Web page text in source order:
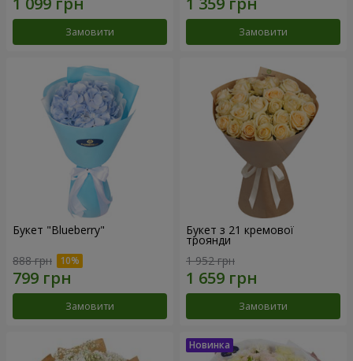
Замовити Замовити
Букет "Blueberry"
888 грн
Замовити
Букет з 21 кремової
троянди
1 952 грн
Замовити